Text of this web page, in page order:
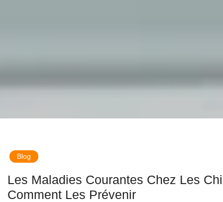
Blog
Les Maladies Courantes Chez Les
Comment Les Prévenir